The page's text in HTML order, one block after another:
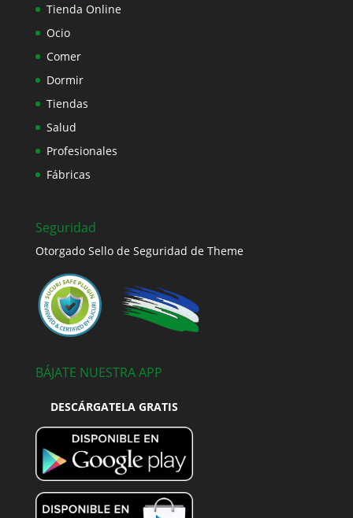
Tienda Online
Ocio
Comer
Dormir
Tiendas
Salud
Profesionales
Fábricas
Seguridad
Otorgado Sello de Seguridad de Theme
BÁJATE NUESTRA APP
DESCÁRGATELA GRATIS